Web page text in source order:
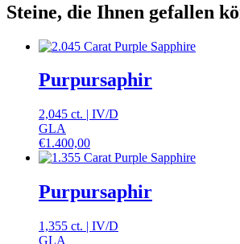
Steine, die Ihnen gefallen
Purpursaphir
2,045 ct. | IV/D
GLA
€1.400,00
Purpursaphir
1,355 ct. | IV/D
GLA